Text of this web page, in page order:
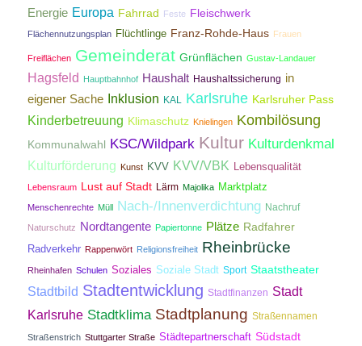
Energie Europa Fahrrad Feste Fleischwerk
Flächennutzungsplan Flüchtlinge Franz-Rohde-Haus Frauen
Freiflächen Gemeinderat Grünflächen Gustav-Landauer
Hagsfeld Hauptbahnhof Haushalt Haushaltssicherung in
eigener Sache Inklusion KAL Karlsruhe Karlsruher Pass
Kinderbetreuung Klimaschutz Knielingen Kombilösung
Kommunalwahl KSC/Wildpark Kultur Kulturdenkmal
Kulturförderung Kunst KVV KVV/VBK Lebensqualität
Lebensraum Lust auf Stadt Lärm Majolika Marktplatz
Menschenrechte Müll Nach-/Innenverdichtung Nachruf
Naturschutz Nordtangente Papiertonne Plätze Radfahrer
Radverkehr Rappenwört Religionsfreiheit Rheinbrücke
Rheinhafen Schulen Soziales Soziale Stadt Sport Staatstheater
Stadtbild Stadtentwicklung Stadtfinanzen Stadt
Karlsruhe Stadtklima Stadtplanung Straßennamen
Straßenstrich Stuttgarter Straße Städtepartnerschaft Südstadt